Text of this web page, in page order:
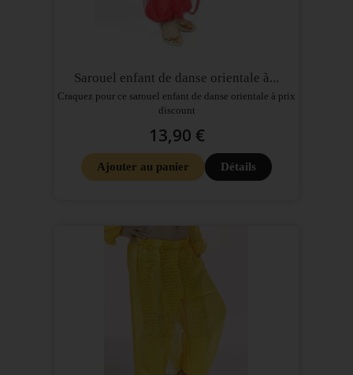
Sarouel enfant de danse orientale à...
Craquez pour ce sarouel enfant de danse orientale à prix
discount
13,90 €
Ajouter au panier Détails